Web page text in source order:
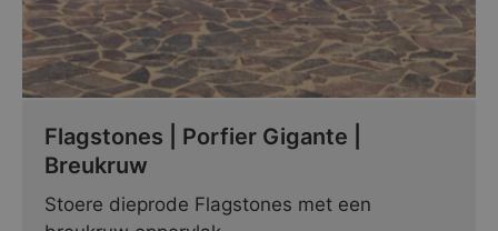
Flagstones | Porfier Gigante |
Breukruw
Stoere dieprode Flagstones met een